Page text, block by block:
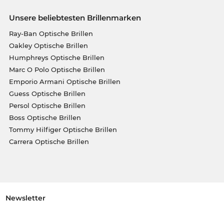
Unsere beliebtesten Brillenmarken
Ray-Ban Optische Brillen
Oakley Optische Brillen
Humphreys Optische Brillen
Marc O Polo Optische Brillen
Emporio Armani Optische Brillen
Guess Optische Brillen
Persol Optische Brillen
Boss Optische Brillen
Tommy Hilfiger Optische Brillen
Carrera Optische Brillen
Newsletter